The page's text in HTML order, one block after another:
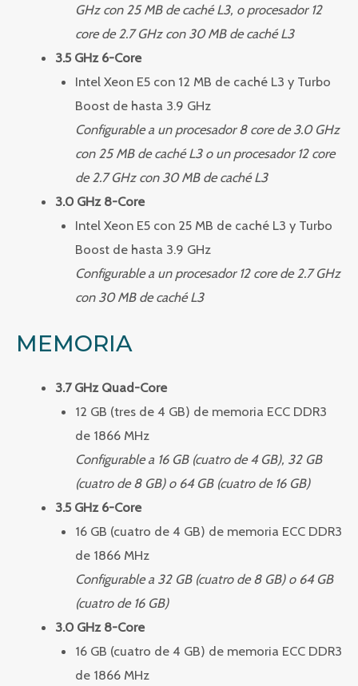
GHz con 25 MB de caché L3, o procesador 12
core de 2.7 GHz con 30 MB de caché L3
3.5 GHz 6-Core
Intel Xeon E5 con 12 MB de caché L3 y Turbo
Boost de hasta 3.9 GHz
Configurable a un procesador 8 core de 3.0 GHz
con 25 MB de caché L3 o un procesador 12 core
de 2.7 GHz con 30 MB de caché L3
3.0 GHz 8-Core
Intel Xeon E5 con 25 MB de caché L3 y Turbo
Boost de hasta 3.9 GHz
Configurable a un procesador 12 core de 2.7 GHz
con 30 MB de caché L3
MEMORIA
3.7 GHz Quad-Core
12 GB (tres de 4 GB) de memoria ECC DDR3
de 1866 MHz
Configurable a 16 GB (cuatro de 4 GB), 32 GB
(cuatro de 8 GB) o 64 GB (cuatro de 16 GB)
3.5 GHz 6-Core
16 GB (cuatro de 4 GB) de memoria ECC DDR3
de 1866 MHz
Configurable a 32 GB (cuatro de 8 GB) o 64 GB
(cuatro de 16 GB)
3.0 GHz 8-Core
16 GB (cuatro de 4 GB) de memoria ECC DDR3
de 1866 MHz